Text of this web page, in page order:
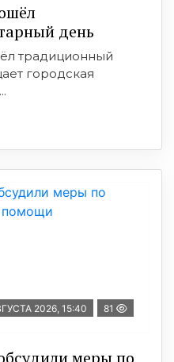
день
традиционный
городская
2026, 15:40 81
меры по